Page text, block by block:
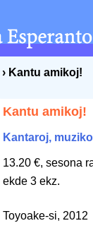
› Kantu amikoj!
Kantu amikoj!
Kantaroj, muziko
13.20 €, sesona
ekde 3 ekz.
Toyoake-si, 2012